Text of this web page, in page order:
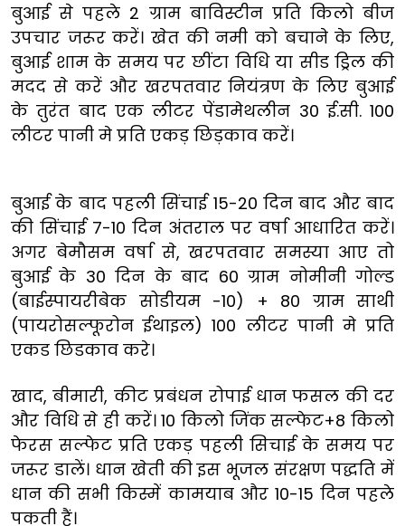
बुआई से पहले 2 ग्राम बाविस्टीन प्रति किलो बीज
उपचार जरूर करें। खेत की नमी को बचाने के लिए,
बुआई शाम के समय पर छींटा विधि या सीड ड्रिल की
मदद से करें और खरपतवार नियंत्रण के लिए बुआई
के तुरंत बाद एक लीटर पेंडामेथलीन 30 ई.सी. 100
लीटर पानी मे प्रति एकड़ छिड़काव करें।
बुआई के बाद पहली सिंचाई 15-20 दिन बाद और बाद
की सिंचाई 7-10 दिन अंतराल पर वर्षा आधारित करें।
अगर बेमौसम वर्षा से, खरपतवार समस्या आए तो
बुआई के 30 दिन के बाद 60 ग्राम नोमीनी गोल्ड
(बाईस्पायरीबेक सोडीयम -10) + 80 ग्राम साथी
(पायरोसल्फूरोन ईथाइल) 100 लीटर पानी मे प्रति
एकड छिडकाव करे।
खाद, बीमारी, कीट प्रबंधन रोपाई धान फसल की दर
और विधि से ही करें। 10 किलो जिंक सल्फेट+8 किलो
फेरस सल्फेट प्रति एकड़ पहली सिचाई के समय पर
जरूर डालें। धान खेती की इस भूजल संरक्षण पद्धति में
धान की सभी किस्में कामयाब और 10-15 दिन पहले
पकती हैं।